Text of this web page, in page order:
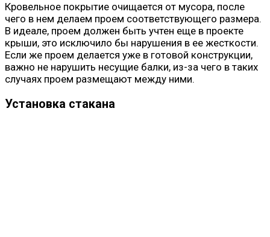
Кровельное покрытие очищается от мусора, после
чего в нем делаем проем соответствующего размера.
В идеале, проем должен быть учтен еще в проекте
крыши, это исключило бы нарушения в ее жесткости.
Если же проем делается уже в готовой конструкции,
важно не нарушить несущие балки, из-за чего в таких
случаях проем размещают между ними.
Установка стакана